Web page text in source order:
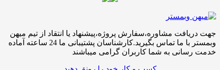
جهت دریافت مشاوره،سفارش پروژه،پیشنهاد یا انتقاد از تیم میهن
وبمستر با ما تماس بگیرید.کارشناسان پشتیبانی ما 24 ساعته آماده
خدمت رسانی به شما کاربران گرامی میباشند